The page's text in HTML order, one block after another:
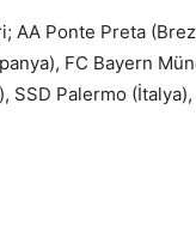
AA Ponte Preta
FC Bayern
SSD Palermo